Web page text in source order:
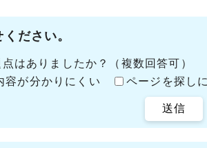
ださい。
はありましたか？（複数回答可）
容が分かりにくい ページを探し
送信